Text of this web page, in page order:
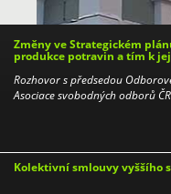
Změny ve Strategickém
produkce potravin a tím k
Rozhovor s předsedou
Asociace svobodných odborů
Kolektivní smlouvy vyššího